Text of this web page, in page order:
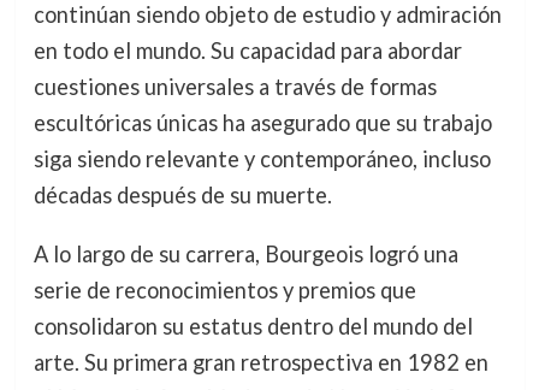
continúan siendo objeto de estudio y admiración
en todo el mundo. Su capacidad para abordar
cuestiones universales a través de formas
escultóricas únicas ha asegurado que su trabajo
siga siendo relevante y contemporáneo, incluso
décadas después de su muerte.
A lo largo de su carrera, Bourgeois logró una
serie de reconocimientos y premios que
consolidaron su estatus dentro del mundo del
arte. Su primera gran retrospectiva en 1982 en